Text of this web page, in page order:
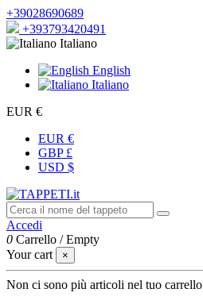
+39028690689
+393793420491
Italiano
English
Italiano
EUR €
EUR €
GBP £
USD $
Accedi
0 Carrello /Empty
Your cart
×
Non ci sono più articoli nel tuo carrello